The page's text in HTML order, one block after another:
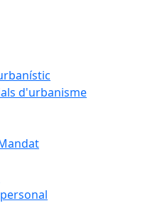
d'urbanisme